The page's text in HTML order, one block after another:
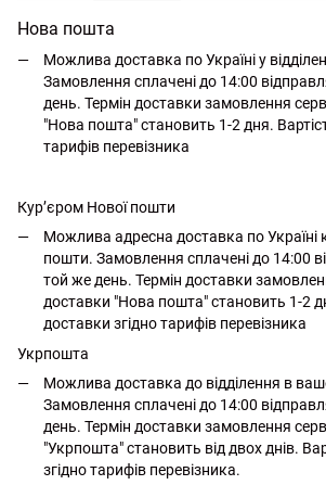
Нова пошта
Можлива доставка по Україні у
Замовлення сплачені до 14:00
день. Термін доставки замовлення
"Нова пошта" становить 1-2 дня.
тарифів перевізника
Кур’єром Нової пошти
Можлива адресна доставка по Україні
пошти. Замовлення сплачені до 14:00
той же день. Термін доставки
доставки "Нова пошта" становить 1-2
доставки згідно тарифів перевізника
Укрпошта
Можлива доставка до відділення в
Замовлення сплачені до 14:00
день. Термін доставки замовлення
"Укрпошта" становить від двох днів.
згідно тарифів перевізника.